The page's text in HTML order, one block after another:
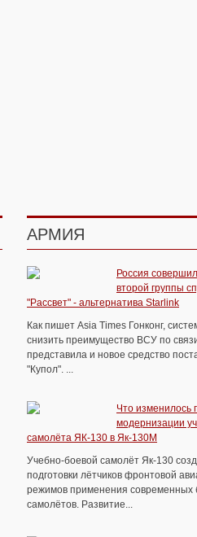
АРМИЯ
Россия
второй группы
"Рассвет" - альтернатива Starlink
Как пишет Asia Times Гонконг,
снизить преимущество ВСУ по
представила и новое средство
"Купол". ...
Что изменилось
модернизации
самолёта ЯК-130 в Як-130М
Учебно-боевой самолёт Як-130
подготовки лётчиков фронтовой
режимов применения современных
самолётов. Развитие...